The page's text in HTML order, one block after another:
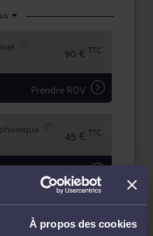
À propos des cookies
importance toute
et vous aide à
90 € TTC
Prendre RDV
45 € TTC
un rappel
question (moins
50 €
TTC